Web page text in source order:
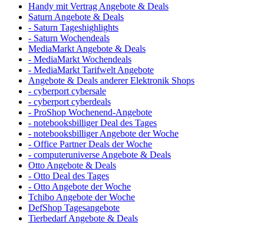
Handy mit Vertrag Angebote & Deals
Saturn Angebote & Deals
- Saturn Tageshighlights
- Saturn Wochendeals
MediaMarkt Angebote & Deals
- MediaMarkt Wochendeals
- MediaMarkt Tarifwelt Angebote
Angebote & Deals anderer Elektronik Shops
- cyberport cybersale
- cyberport cyberdeals
- ProShop Wochenend-Angebote
- notebooksbilliger Deal des Tages
- notebooksbilliger Angebote der Woche
- Office Partner Deals der Woche
- computeruniverse Angebote & Deals
Otto Angebote & Deals
- Otto Deal des Tages
- Otto Angebote der Woche
Tchibo Angebote der Woche
DefShop Tagesangebote
Tierbedarf Angebote & Deals